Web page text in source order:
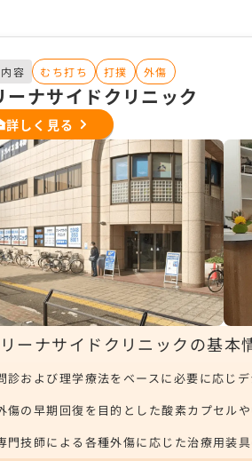
容 むち打ち 打撲 外傷
ーナサイドクリニック
詳しく見る
ーナサイドクリニックの基本
診および理学療法をベースに必要に応じ
傷の早期回復を目的とした酸素カプセル
門技師による各種外傷に応じた治療用装